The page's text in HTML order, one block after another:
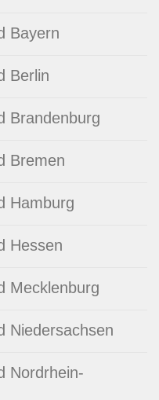
Bayern
Berlin
Brandenburg
Bremen
Hamburg
Hessen
Mecklenburg
Niedersachsen
Nordrhein-